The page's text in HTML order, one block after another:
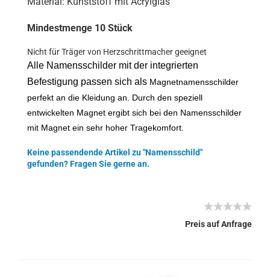
Mindestmenge 10 Stück
Nicht für Träger von Herzschrittmacher geeignet
Alle Namensschilder mit der integrierten
Befestigung passen sich als Magnetnamensschilder
perfekt an die Kleidung an. Durch den speziell
entwickelten Magnet ergibt sich bei den Namensschilder
mit Magnet ein sehr hoher Tragekomfort.
Keine passendende Artikel zu "Namensschild"
gefunden? Fragen Sie gerne an.
Preis auf Anfrage